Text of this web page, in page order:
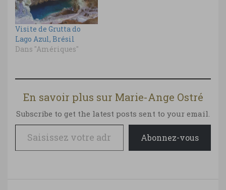
Visite de Grutta do
Lago Azul, Brésil
Dans "Amériques"
En savoir plus sur Marie-Ange Ostré
Subscribe to get the latest posts sent to your email.
Saisissez votre adresse e-mail…
Abonnez-vous